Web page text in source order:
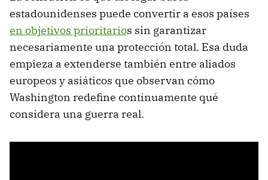
estadounidenses puede convertir a esos países
en objetivos prioritarios sin garantizar
necesariamente una protección total. Esa duda
empieza a extenderse también entre aliados
europeos y asiáticos que observan cómo
Washington redefine continuamente qué
considera una guerra real.